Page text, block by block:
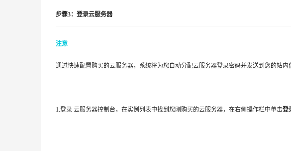
步骤3：登录云服务器
注意
通过快速配置购买的云服务器，系统将为您自动分配云服务器登录密码并发送到您的站内
1.登录 云服务器控制台，在实例列表中找到您刚购买的云服务器，在右侧操作栏中单击登